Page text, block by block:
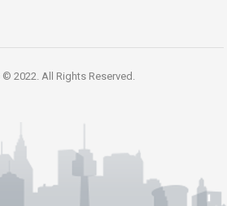
2022. All Rights Reserved.